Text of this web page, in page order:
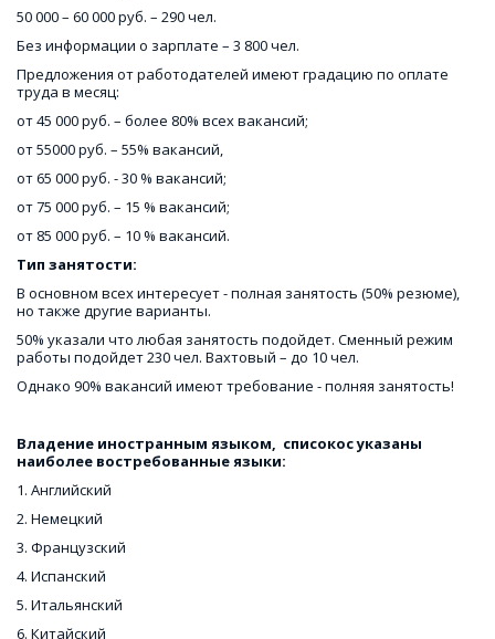
50 000 – 60 000 руб. – 290 чел.
Без информации о зарплате – 3 800 чел.
Предложения от работодателей имеют градацию по оплате
труда в месяц:
от 45 000 руб. – более 80% всех вакансий;
от 55000 руб. – 55% вакансий,
от 65 000 руб. - 30 % вакансий;
от 75 000 руб. – 15 % вакансий;
от 85 000 руб. – 10 % вакансий.
Тип занятости:
В основном всех интересует - полная занятость (50% резюме),
но также другие варианты.
50% указали что любая занятость подойдет. Сменный режим
работы подойдет 230 чел. Вахтовый – до 10 чел.
Однако 90% вакансий имеют требование - полняя занятость!
Владение иностранным языком,  списокос указаны
наиболее востребованные языки:
1. Английский
2. Немецкий
3. Французский
4. Испанский
5. Итальянский
6. Китайский